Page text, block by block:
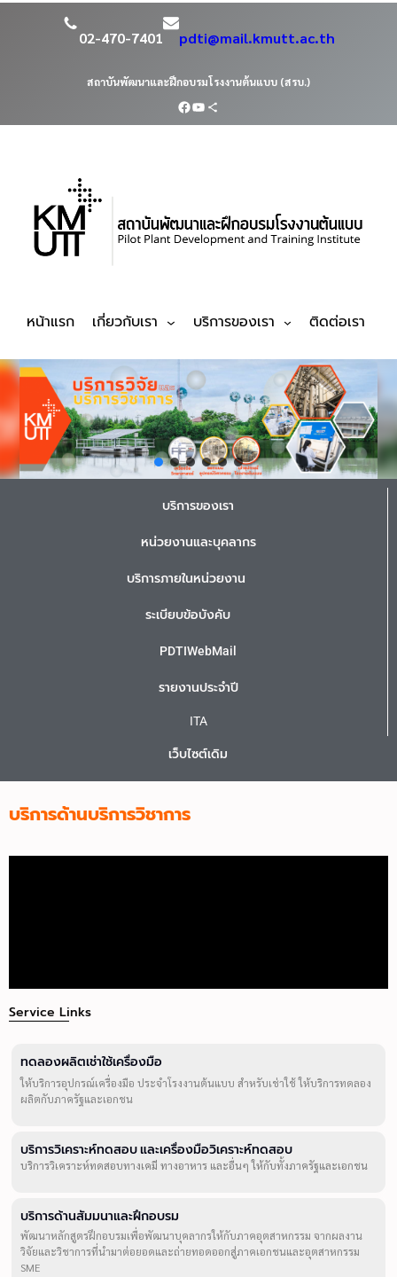
02-470-7401 pdti@mail.kmutt.ac.th
สถาบันพัฒนาและฝึกอบรมโรงงานต้นแบบ (สรบ.)
หน้าแรก เกี่ยวกับเรา บริการของเรา ติดต่อเรา
บริการของเรา
หน่วยงานและบุคลากร
บริการภายในหน่วยงาน
ระเบียบข้อบังคับ
PDTIWebMail
รายงานประจำปี
ITA
เว็บไซต์เดิม
บริการด้านบริการวิชาการ
Service Links
ทดลองผลิตเช่าใช้เครื่องมือ
ให้บริการอุปกรณ์เครื่องมือ ประจำโรงงานต้นแบบ สำหรับเช่าใช้ ให้บริการทดลอง
ผลิตกับภาครัฐและเอกชน
บริการวิเคราะห์ทดสอบ และเครื่องมือวิเคราะห์ทดสอบ
บริการวิเคราะห์ทดสอบทางเคมี ทางอาหาร และอื่นๆ ให้กับทั้งภาครัฐและเอกชน
บริการด้านสัมมนาและฝึกอบรม
พัฒนาหลักสูตรฝึกอบรมเพื่อพัฒนาบุคลากรให้กับภาคอุตสาหกรรม จากผลงาน
วิจัยและวิชาการที่นำมาต่อยอดและถ่ายทอดออกสู่ภาคเอกชนและอุตสาหกรรม
SME